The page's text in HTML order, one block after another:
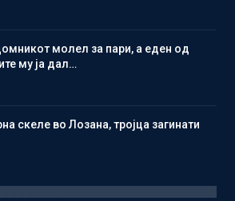
молел за пари, а еден од
му ја дал…
скеле во Лозана, тројца загинати